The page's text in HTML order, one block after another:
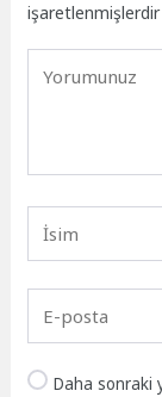
işaretlenmişlerdir
Daha sonraki